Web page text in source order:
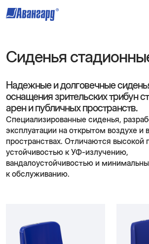
Сиденья
Надежные и долговечные
оснащения зрительских трибун
арен и публичных пространств.
Специализированные сиденья,
эксплуатации на открытом воздухе и
пространствах. Отличаются высокой
устойчивостью к УФ-излучению,
вандалоустойчивостью и
к обслуживанию.